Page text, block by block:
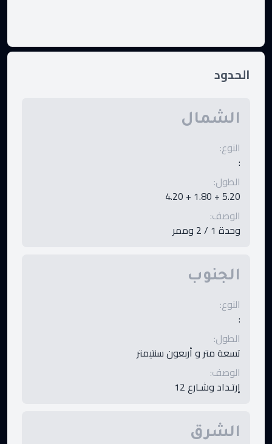
الحدود
الشمال
النوع:
:
الطول:
5.20 + 1.80 + 4.20
الوصف:
وحدة 1 / 2 وممر
الجنوب
النوع:
:
الطول:
تسعة متر و أربعون سنتيمتر
الوصف:
إرتـداد وشـارع 12
الشرق